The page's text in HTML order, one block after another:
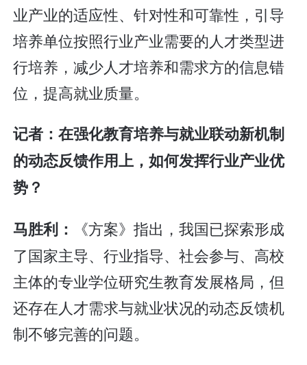
业产业的适应性、针对性和可靠性，引导
培养单位按照行业产业需要的人才类型进
行培养，减少人才培养和需求方的信息错
位，提高就业质量。
记者：在强化教育培养与就业联动新机制
的动态反馈作用上，如何发挥行业产业优
势？
马胜利：
《方案》指出，我国已探索形成
了国家主导、行业指导、社会参与、高校
主体的专业学位研究生教育发展格局，但
还存在人才需求与就业状况的动态反馈机
制不够完善的问题。